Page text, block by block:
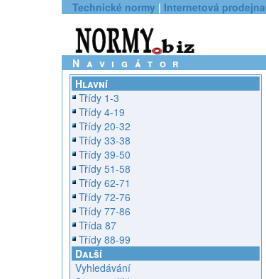
Technické normy | Internetová prodejna
Navigátor
Hlavní
Třídy 1-3
Třídy 4-19
Třídy 20-32
Třídy 33-38
Třídy 39-50
Třídy 51-58
Třídy 62-71
Třídy 72-76
Třídy 77-86
Třída 87
Třídy 88-99
Další
Vyhledávání